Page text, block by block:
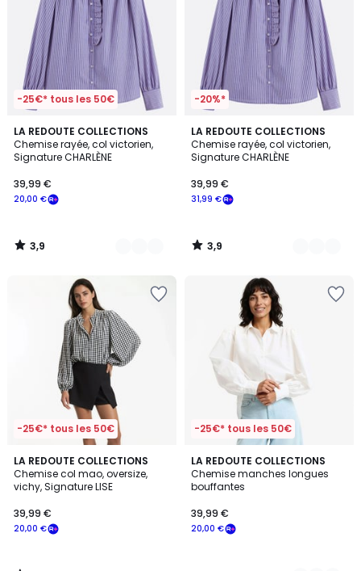
-25€* tous les 50€
LA REDOUTE COLLECTIONS
Chemise rayée, col victorien,
Signature CHARLÈNE
20,00 €
39,99 €
3,9
/ 5
2
Couleurs
3,9
/
-20%*
LA REDOUTE COLLECTIONS
Chemise rayée, col victorien,
Signature CHARLÈNE
31,99 €
39,99 €
3,9
/ 5
2
Couleurs
3,9
/
-25€* tous les 50€
LA REDOUTE COLLECTIONS
Chemise col mao, oversize,
vichy, Signature LISE
20,00 €
39,99 €
3,2
/ 5
-25€* tous les 50€
LA REDOUTE COLLECTIONS
Chemise manches longues
bouffantes
20,00 €
39,99 €
2
Couleurs